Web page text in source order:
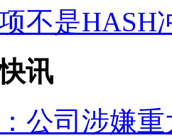
不是HASH
讯
公司涉嫌